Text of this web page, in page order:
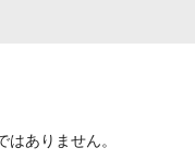
ありません。